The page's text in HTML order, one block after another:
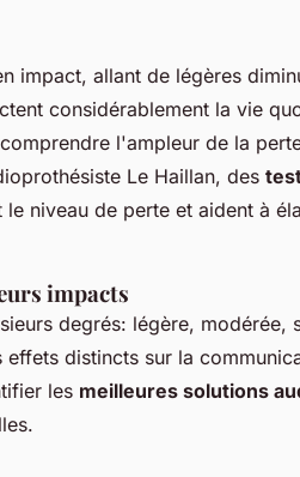
impact, allant de légères
considérablement la vie
l'ampleur de la
Le Haillan, des
niveau de perte et aident à
impacts
degrés: légère, modérée,
distincts sur la
les meilleures solutions